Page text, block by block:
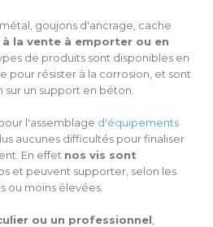
goujons d'ancrage, cache
la vente à emporter ou en
de produits sont disponibles en
pour résister à la corrosion, et sont
un support en béton.
l'assemblage d'équipements
aucunes difficultés pour finaliser
En effet nos vis sont
et peuvent supporter, selon les
ou moins élevées.
ou un professionnel